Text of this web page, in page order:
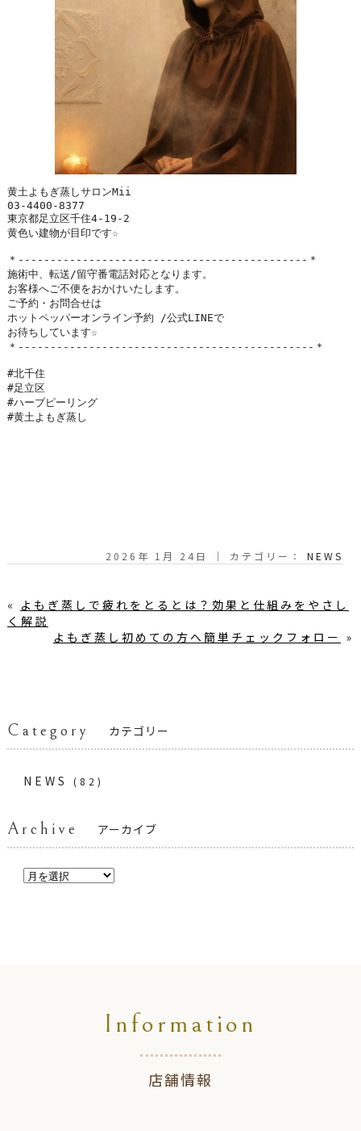
黄土よもぎ蒸しサロンMii
東京都足立区千住4-19-2
黄色い建物が目印です☆
＊---------------------------------------------＊
施術中、転送/留守番電話対応となります。
お客様へご不便をおかけいたします。
ご予約・お問合せは
ホットペッパーオンライン予約 /公式LINEで
お待ちしています☆
＊----------------------------------------------＊
#北千住
#足立区
#ハーブピーリング
#黄土よもぎ蒸し
2026年 1月 24日 ｜ カテゴリー：NEWS
« よもぎ蒸しで疲れをとるとは？効果と仕組みをやさし
く解説
よもぎ蒸し初めての方へ簡単チェックフォロー »
Category カテゴリー
NEWS (82)
Archive アーカイブ
Information
店舗情報